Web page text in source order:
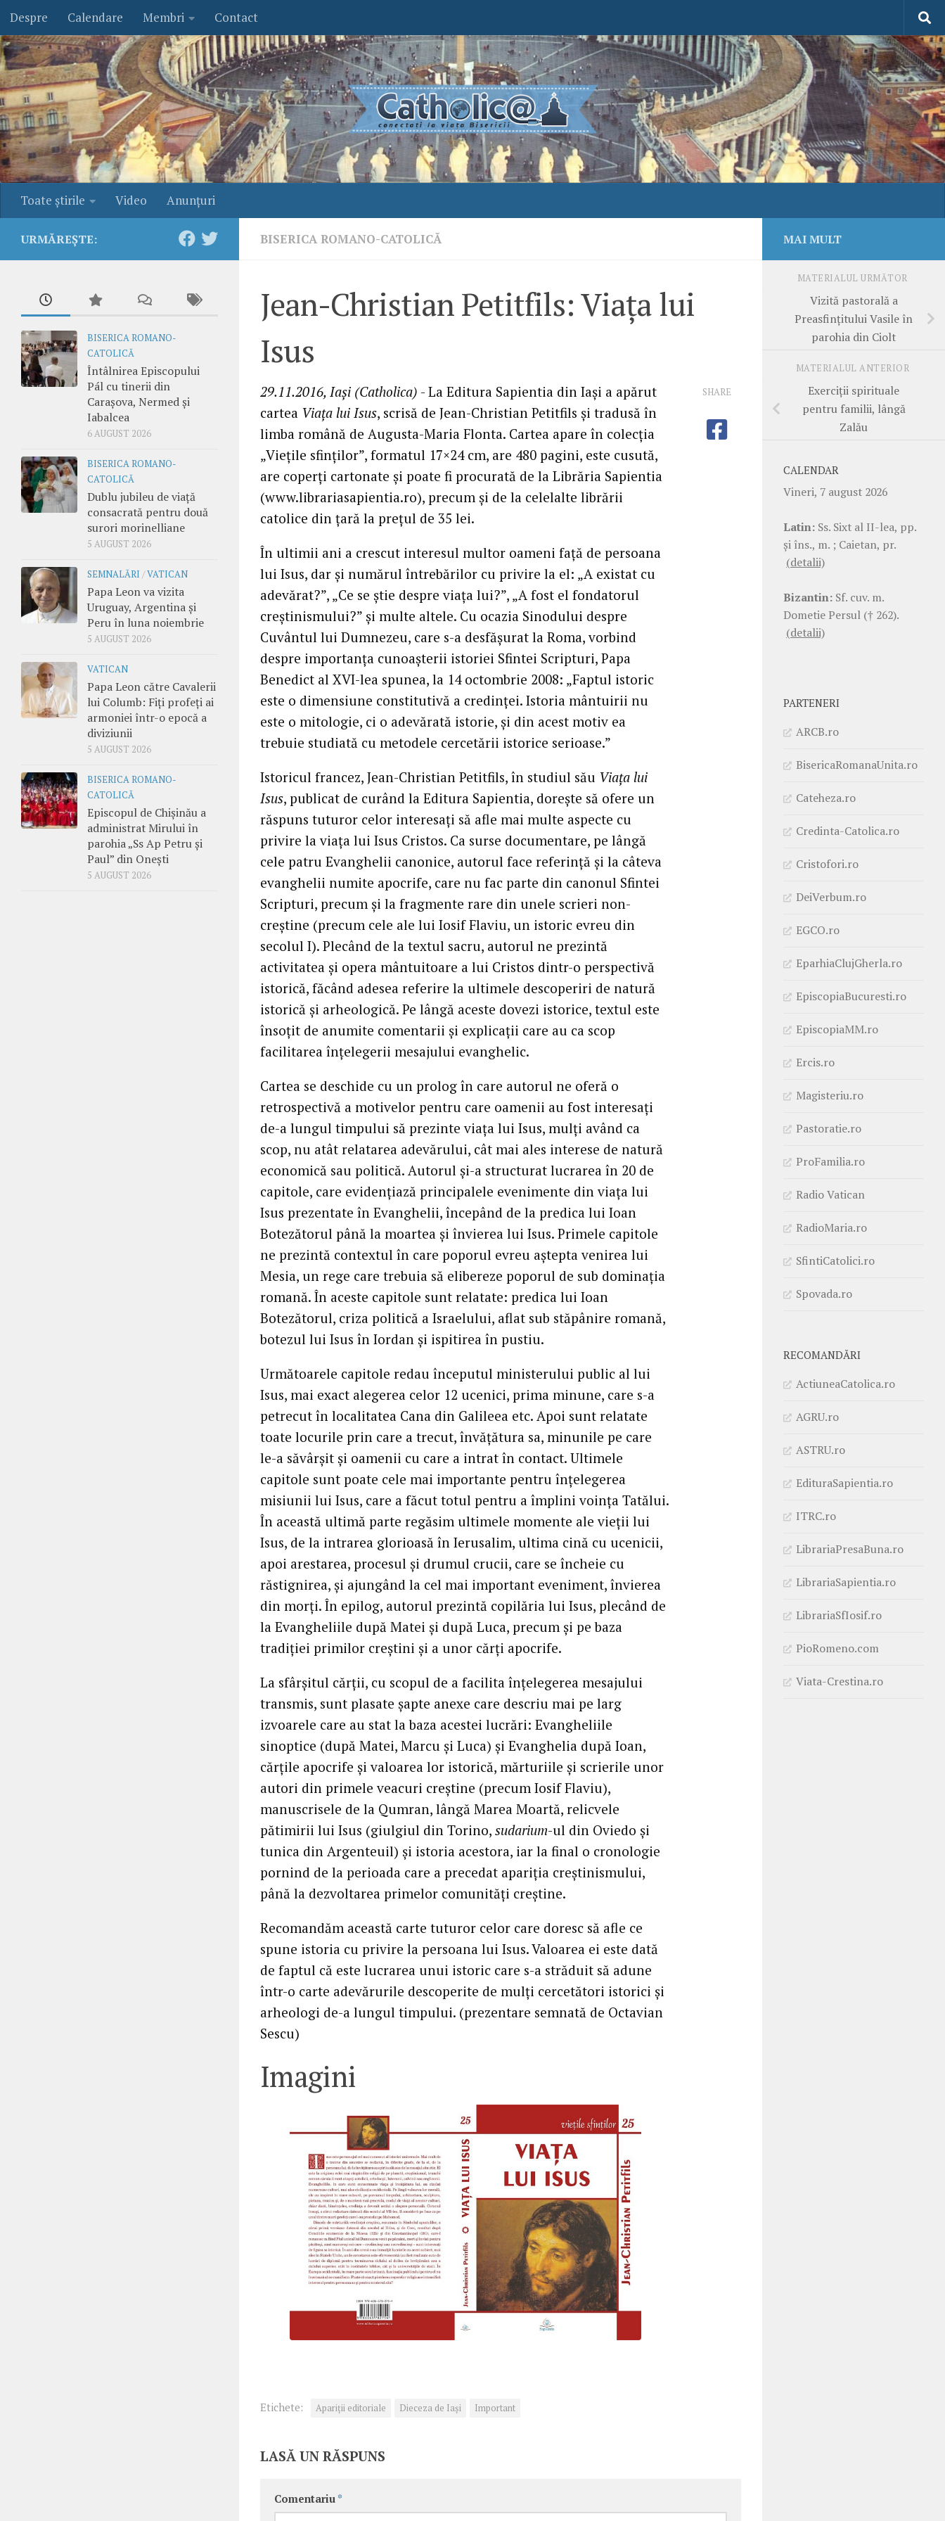
Skip to content
Despre Calendare Membri Contact
Toate ştirile Video Anunţuri
BISERICA ROMANO-CATOLICĂ
Jean-Christian Petitfils: Viața lui
Isus
29.11.2016, Iași (Catholica) - La Editura Sapientia din Iași a apărut
cartea Viața lui Isus, scrisă de Jean-Christian Petitfils și tradusă în
limba română de Augusta-Maria Flonta. Cartea apare în colecția
„Viețile sfinților”, formatul 17×24 cm, are 480 pagini, este cusută,
are coperți cartonate și poate fi procurată de la Librăria Sapientia
(www.librariasapientia.ro), precum și de la celelalte librării
catolice din țară la prețul de 35 lei.
În ultimii ani a crescut interesul multor oameni față de persoana
lui Isus, dar și numărul întrebărilor cu privire la el: „A existat cu
adevărat?”, „Ce se știe despre viața lui?”, „A fost el fondatorul
creștinismului?” și multe altele. Cu ocazia Sinodului despre
Cuvântul lui Dumnezeu, care s-a desfășurat la Roma, vorbind
despre importanța cunoașterii istoriei Sfintei Scripturi, Papa
Benedict al XVI-lea spunea, la 14 octombrie 2008: „Faptul istoric
este o dimensiune constitutivă a credinței. Istoria mântuirii nu
este o mitologie, ci o adevărată istorie, și din acest motiv ea
trebuie studiată cu metodele cercetării istorice serioase.”
Istoricul francez, Jean-Christian Petitfils, în studiul său Viața lui
Isus, publicat de curând la Editura Sapientia, dorește să ofere un
răspuns tuturor celor interesați să afle mai multe aspecte cu
privire la viața lui Isus Cristos. Ca surse documentare, pe lângă
cele patru Evanghelii canonice, autorul face referință și la câteva
evanghelii numite apocrife, care nu fac parte din canonul Sfintei
Scripturi, precum și la fragmente rare din unele scrieri non-
creștine (precum cele ale lui Iosif Flaviu, un istoric evreu din
secolul I). Plecând de la textul sacru, autorul ne prezintă
activitatea și opera mântuitoare a lui Cristos dintr-o perspectivă
istorică, făcând adesea referire la ultimele descoperiri de natură
istorică și arheologică. Pe lângă aceste dovezi istorice, textul este
însoțit de anumite comentarii și explicații care au ca scop
facilitarea înțelegerii mesajului evanghelic.
Cartea se deschide cu un prolog în care autorul ne oferă o
retrospectivă a motivelor pentru care oamenii au fost interesați
de-a lungul timpului să prezinte viața lui Isus, mulți având ca
scop, nu atât relatarea adevărului, cât mai ales interese de natură
economică sau politică. Autorul și-a structurat lucrarea în 20 de
capitole, care evidențiază principalele evenimente din viața lui
Isus prezentate în Evanghelii, începând de la predica lui Ioan
Botezătorul până la moartea și învierea lui Isus. Primele capitole
ne prezintă contextul în care poporul evreu aștepta venirea lui
Mesia, un rege care trebuia să elibereze poporul de sub dominația
romană. În aceste capitole sunt relatate: predica lui Ioan
Botezătorul, criza politică a Israelului, aflat sub stăpânire romană,
botezul lui Isus în Iordan și ispitirea în pustiu.
Următoarele capitole redau începutul ministerului public al lui
Isus, mai exact alegerea celor 12 ucenici, prima minune, care s-a
petrecut în localitatea Cana din Galileea etc. Apoi sunt relatate
toate locurile prin care a trecut, învățătura sa, minunile pe care
le-a săvârșit și oamenii cu care a intrat în contact. Ultimele
capitole sunt poate cele mai importante pentru înțelegerea
misiunii lui Isus, care a făcut totul pentru a împlini voința Tatălui.
În această ultimă parte regăsim ultimele momente ale vieții lui
Isus, de la intrarea glorioasă în Ierusalim, ultima cină cu ucenicii,
apoi arestarea, procesul și drumul crucii, care se încheie cu
răstignirea, și ajungând la cel mai important eveniment, învierea
din morți. În epilog, autorul prezintă copilăria lui Isus, plecând de
la Evangheliile după Matei și după Luca, precum și pe baza
tradiției primilor creștini și a unor cărți apocrife.
La sfârșitul cărții, cu scopul de a facilita înțelegerea mesajului
transmis, sunt plasate șapte anexe care descriu mai pe larg
izvoarele care au stat la baza acestei lucrări: Evangheliile
sinoptice (după Matei, Marcu și Luca) și Evanghelia după Ioan,
cărțile apocrife și valoarea lor istorică, mărturiile și scrierile unor
autori din primele veacuri creștine (precum Iosif Flaviu),
manuscrisele de la Qumran, lângă Marea Moartă, relicvele
pătimirii lui Isus (giulgiul din Torino, sudarium-ul din Oviedo și
tunica din Argenteuil) și istoria acestora, iar la final o cronologie
pornind de la perioada care a precedat apariția creștinismului,
până la dezvoltarea primelor comunități creștine.
Recomandăm această carte tuturor celor care doresc să afle ce
spune istoria cu privire la persoana lui Isus. Valoarea ei este dată
de faptul că este lucrarea unui istoric care s-a străduit să adune
într-o carte adevărurile descoperite de mulți cercetători istorici și
arheologi de-a lungul timpului. (prezentare semnată de Octavian
Sescu)
Imagini
SHARE
Etichete: Apariţii editoriale Dieceza de Iași Important
LASĂ UN RĂSPUNS
Comentariu *
URMĂREȘTE:
BISERICA ROMANO-
CATOLICĂ
Întâlnirea Episcopului
Pál cu tinerii din
Carașova, Nermed și
Iabalcea
6 AUGUST 2026
BISERICA ROMANO-
CATOLICĂ
Dublu jubileu de viață
consacrată pentru două
surori morinelliane
5 AUGUST 2026
SEMNALĂRI /VATICAN
Papa Leon va vizita
Uruguay, Argentina și
Peru în luna noiembrie
5 AUGUST 2026
VATICAN
Papa Leon către Cavalerii
lui Columb: Fiți profeți ai
armoniei într-o epocă a
diviziunii
5 AUGUST 2026
BISERICA ROMANO-
CATOLICĂ
Episcopul de Chișinău a
administrat Mirului în
parohia „Ss Ap Petru și
Paul” din Onești
5 AUGUST 2026
MAI MULT
MATERIALUL URMĂTOR
Vizită pastorală a
Preasfințitului Vasile în
parohia din Ciolt
MATERIALUL ANTERIOR
Exerciții spirituale
pentru familii, lângă
Zalău
CALENDAR
Vineri, 7 august 2026
Latin: Ss. Sixt al II-lea, pp.
şi îns., m. ; Caietan, pr.
(detalii)
Bizantin: Sf. cuv. m.
Dometie Persul († 262).
(detalii)
PARTENERI
ARCB.ro
BisericaRomanaUnita.ro
Cateheza.ro
Credinta-Catolica.ro
Cristofori.ro
DeiVerbum.ro
EGCO.ro
EparhiaClujGherla.ro
EpiscopiaBucuresti.ro
EpiscopiaMM.ro
Ercis.ro
Magisteriu.ro
Pastoratie.ro
ProFamilia.ro
Radio Vatican
RadioMaria.ro
SfintiCatolici.ro
Spovada.ro
RECOMANDĂRI
ActiuneaCatolica.ro
AGRU.ro
ASTRU.ro
EdituraSapientia.ro
ITRC.ro
LibrariaPresaBuna.ro
LibrariaSapientia.ro
LibrariaSfIosif.ro
PioRomeno.com
Viata-Crestina.ro